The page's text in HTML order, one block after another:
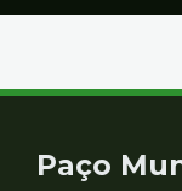
Paço